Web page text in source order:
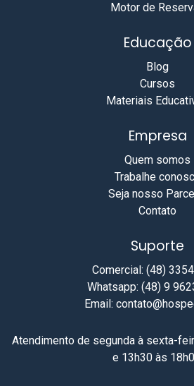
Motor de
Educação
Blog
Cursos
Materiais
Empresa
Quem somos
Trabalhe
Seja nosso
Contato
Suporte
Comercial: (48)
Whatsapp: (48) 9
Email:
Atendimento de segunda à sexta-
e 13h30 às